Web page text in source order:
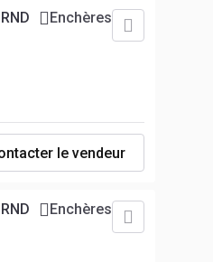
Enchères
le vendeur
Enchères